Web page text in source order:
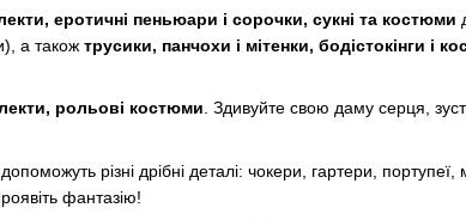
еротичні пеньюари і сорочки, сукні та костюми
а також трусики, панчохи і мітенки, бодістокінги і
рольові костюми. Здивуйте свою даму серця,
різні дрібні деталі: чокери, гартери,
фантазію!